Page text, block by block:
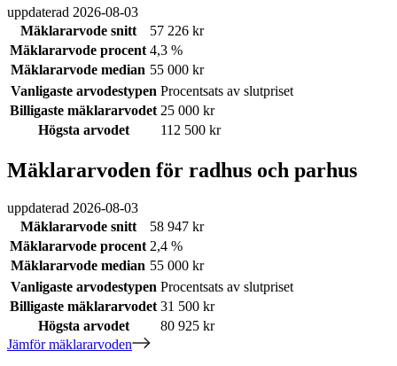
uppdaterad 2026-08-03
Mäklararvode snitt
57 226 kr
Mäklararvode procent 4,3 %
Mäklararvode median 55 000 kr
Vanligaste arvodestypen Procentsats av slutpriset
Billigaste mäklararvodet 25 000 kr
Högsta arvodet
112 500 kr
Mäklararvoden för radhus och parhus
uppdaterad 2026-08-03
Mäklararvode snitt
58 947 kr
Mäklararvode procent 2,4 %
Mäklararvode median 55 000 kr
Vanligaste arvodestypen Procentsats av slutpriset
Billigaste mäklararvodet 31 500 kr
Högsta arvodet
80 925 kr
Jämför mäklararvoden